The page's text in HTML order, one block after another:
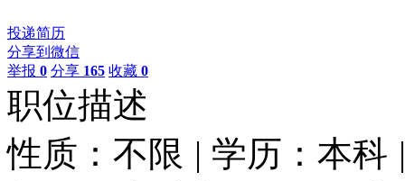
投递简历
分享到微信
举报 0 分享 165 收藏 0
职位描述
性质：不限 | 学历：本科